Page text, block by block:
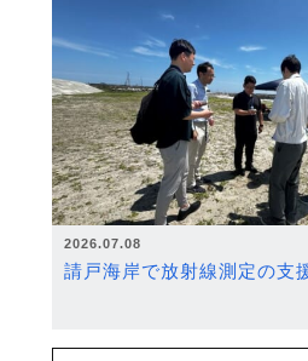
2026.07.08
請戸海岸で放射線測定の支